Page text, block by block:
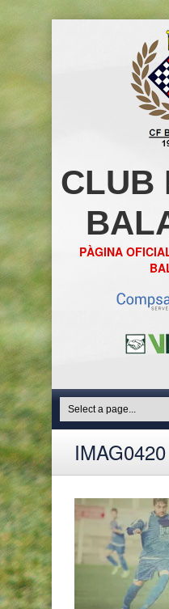
CLUB
PÀGINA
IMAG0420